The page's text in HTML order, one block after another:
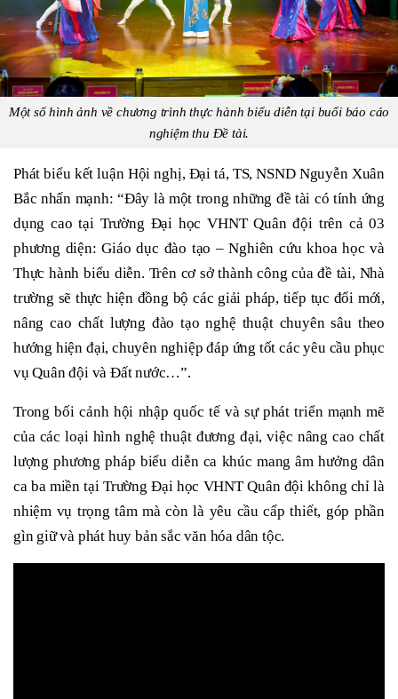
Một số hình ảnh về chương trình thực hành biểu diễn tại buổi báo cáo
nghiệm thu Đề tài.
Phát biểu kết luận Hội nghị, Đại tá, TS, NSND Nguyễn Xuân
Bắc nhấn mạnh: “Đây là một trong những đề tài có tính ứng
dụng cao tại Trường Đại học VHNT Quân đội trên cả 03
phương diện: Giáo dục đào tạo – Nghiên cứu khoa học và
Thực hành biểu diễn. Trên cơ sở thành công của đề tài, Nhà
trường sẽ thực hiện đồng bộ các giải pháp, tiếp tục đổi mới,
nâng cao chất lượng đào tạo nghệ thuật chuyên sâu theo
hướng hiện đại, chuyên nghiệp đáp ứng tốt các yêu cầu phục
vụ Quân đội và Đất nước…”.
Trong bối cảnh hội nhập quốc tế và sự phát triển mạnh mẽ
của các loại hình nghệ thuật đương đại, việc nâng cao chất
lượng phương pháp biểu diễn ca khúc mang âm hưởng dân
ca ba miền tại Trường Đại học VHNT Quân đội không chỉ là
nhiệm vụ trọng tâm mà còn là yêu cầu cấp thiết, góp phần
gìn giữ và phát huy bản sắc văn hóa dân tộc.